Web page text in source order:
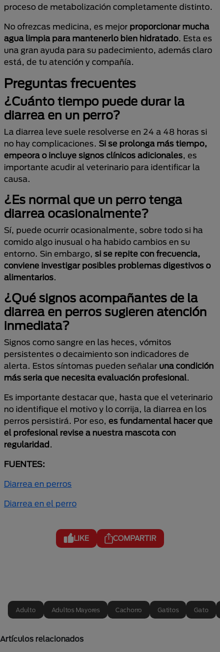
proceso de metabolización completamente distinto.
No ofrezcas medicina, es mejor proporcionar mucha
agua limpia para mantenerlo bien hidratado. Esta es
una gran ayuda para su padecimiento, además claro
está, de tu atención y compañía.
Preguntas frecuentes
¿Cuánto tiempo puede durar la
diarrea en un perro?
La diarrea leve suele resolverse en 24 a 48 horas si
no hay complicaciones. Si se prolonga más tiempo,
empeora o incluye signos clínicos adicionales, es
importante acudir al veterinario para identificar la
causa.
¿Es normal que un perro tenga
diarrea ocasionalmente?
Sí, puede ocurrir ocasionalmente, sobre todo si ha
comido algo inusual o ha habido cambios en su
entorno. Sin embargo, si se repite con frecuencia,
conviene investigar posibles problemas digestivos o
alimentarios.
¿Qué signos acompañantes de la
diarrea en perros sugieren atención
inmediata?
Signos como sangre en las heces, vómitos
persistentes o decaimiento son indicadores de
alerta. Estos síntomas pueden señalar una condición
más seria que necesita evaluación profesional.
Es importante destacar que, hasta que el veterinario
no identifique el motivo y lo corrija, la diarrea en los
perros persistirá. Por eso, es fundamental hacer que
el profesional revise a nuestra mascota con
regularidad.
FUENTES:
Diarrea en perros
Diarrea en el perro
LIKE COMPARTIR
Adulto Adultos Mayores Cachorro Gatitos Gato
Artículos relacionados